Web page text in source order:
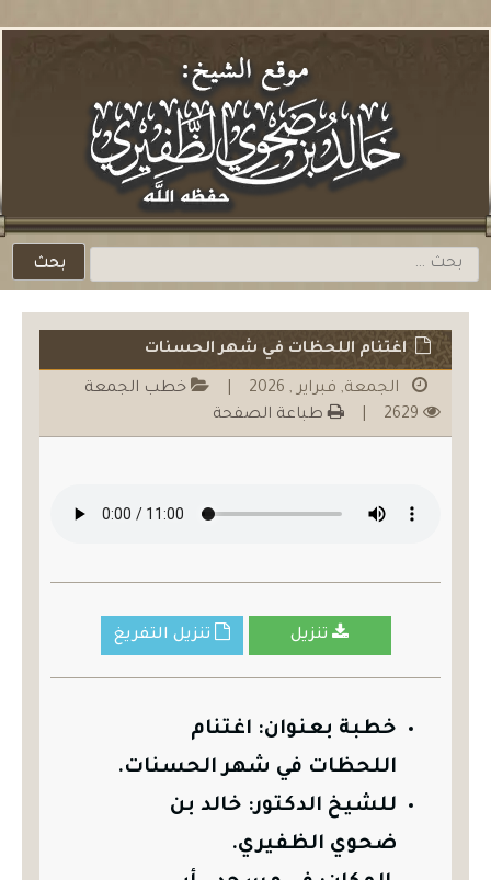
البحث
عن:
اغتنام اللحظات في شهر الحسنات
الجمعة, فبراير , 2026
خطب الجمعة
2629
طباعة الصفحة
تنزيل تنزيل التفريغ
خطبة بعنوان: اغتنام
اللحظات في شهر الحسنات.
للشيخ الدكتور: خالد بن
ضحوي الظفيري.